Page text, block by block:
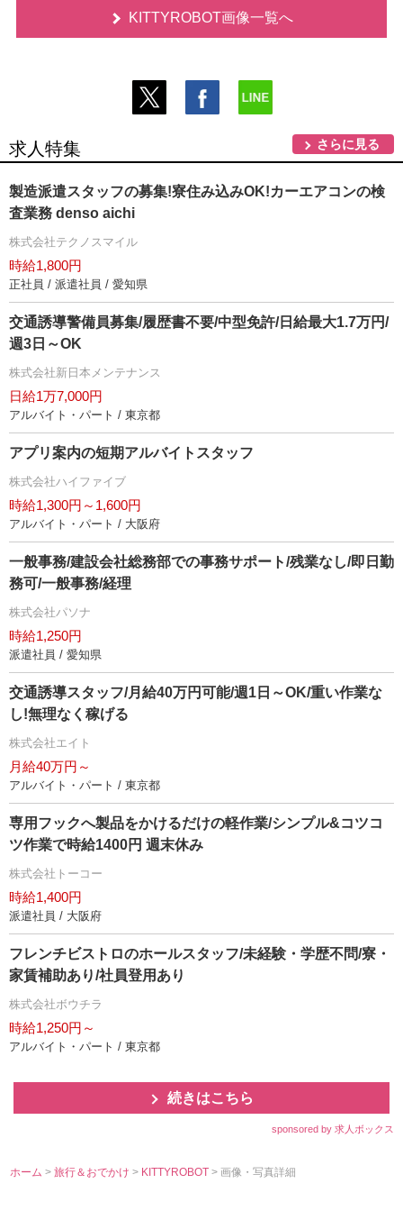
KITTYROBOT画像一覧へ
求人特集 さらに見る
製造派遣スタッフの募集!寮住み込みOK!カーエアコンの検
査業務 denso aichi
株式会社テクノスマイル
時給1,800円
正社員 / 派遣社員 / 愛知県
交通誘導警備員募集/履歴書不要/中型免許/日給最大1.7万円/
週3日～OK
株式会社新日本メンテナンス
日給1万7,000円
アルバイト・パート / 東京都
アプリ案内の短期アルバイトスタッフ
株式会社ハイファイブ
時給1,300円～1,600円
アルバイト・パート / 大阪府
一般事務/建設会社総務部での事務サポート/残業なし/即日勤
務可/一般事務/経理
株式会社パソナ
時給1,250円
派遣社員 / 愛知県
交通誘導スタッフ/月給40万円可能/週1日～OK/重い作業な
し!無理なく稼げる
株式会社エイト
月給40万円～
アルバイト・パート / 東京都
専用フックへ製品をかけるだけの軽作業/シンプル&コツコ
ツ作業で時給1400円 週末休み
株式会社トーコー
時給1,400円
派遣社員 / 大阪府
フレンチビストロのホールスタッフ/未経験・学歴不問/寮・
家賃補助あり/社員登用あり
株式会社ボウチラ
時給1,250円～
アルバイト・パート / 東京都
続きはこちら
sponsored by 求人ボックス
ホーム >旅行＆おでかけ> KITTYROBOT> 画像・写真詳細